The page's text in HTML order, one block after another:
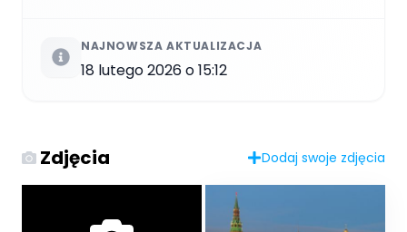
NAJNOWSZA AKTUALIZACJA
18 lutego 2026 o 15:12
Zdjęcia Dodaj swoje zdjęcia